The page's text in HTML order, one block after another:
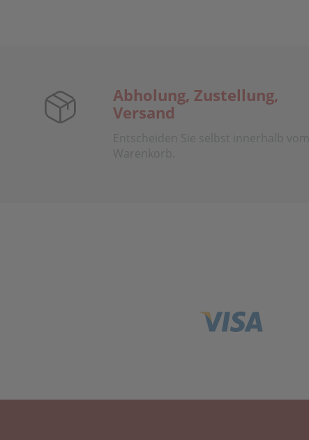
Abholung, Zustellung,
Versand
Entscheiden Sie selbst innerhalb vom
Warenkorb.